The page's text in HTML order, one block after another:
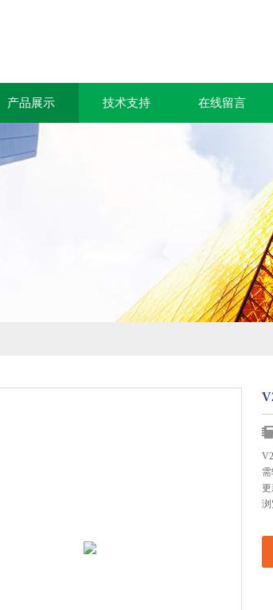
产品展示 技术支持 在线留言
更
浏